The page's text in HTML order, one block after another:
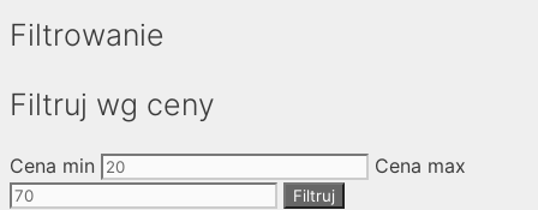
Filtrowanie
Filtruj wg ceny
Cena min Cena max
Filtruj